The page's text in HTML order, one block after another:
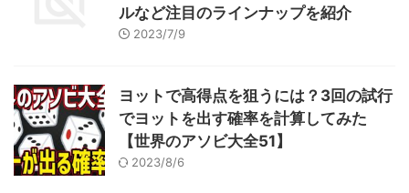
ルなど注目のラインナップを紹介
2023/7/9
ヨットで高得点を狙うには？3回の試行
でヨットを出す確率を計算してみた
【世界のアソビ大全51】
2023/8/6